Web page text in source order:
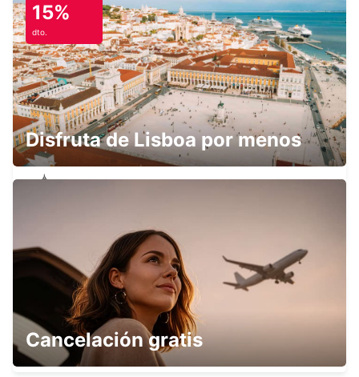
SANTA MARIA DA FEIRA
SANTA MARIA DA FEIRA - PORTUGAL
TORRES NOVAS
TORRES NOVAS - PORTUGAL
15%
dto.
Disfruta de Lisboa por menos
Cancelación gratis